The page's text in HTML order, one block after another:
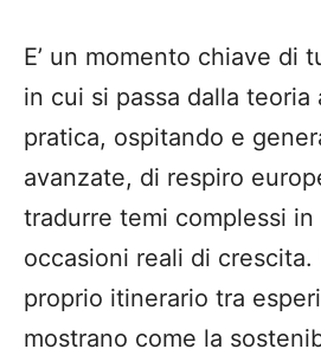
E’ un momento chiave di
in cui si passa dalla teoria
pratica, ospitando e
avanzate, di respiro
tradurre temi complessi
occasioni reali di crescita.
proprio itinerario tra
mostrano come la